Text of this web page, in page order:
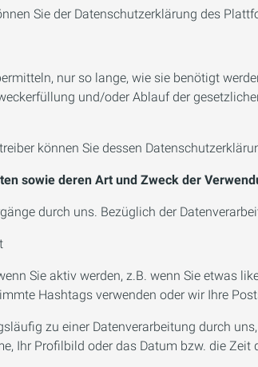
Sie der Datenschutzerklärung des
nur so lange, wie sie benötigt
und/oder Ablauf der
können Sie dessen
sowie deren Art und Zweck der
durch uns. Bezüglich der
Sie aktiv werden, z.B. wenn Sie etwas
Hashtags verwenden oder wir Ihre
zu einer Datenverarbeitung durch
Ihr Profilbild oder das Datum bzw. die Zeit